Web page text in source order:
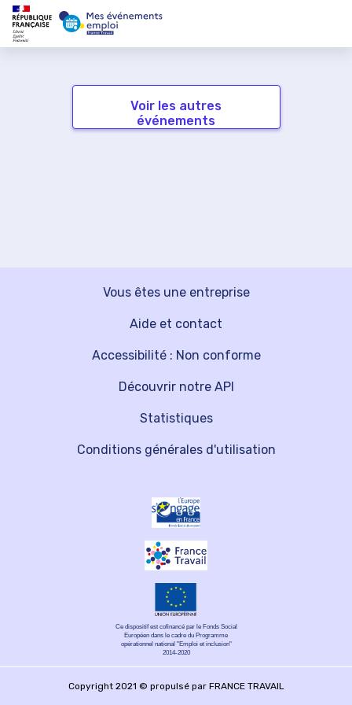
Voir les autres
événements
Vous êtes une entreprise
Découvrir notre API
Aide et contact
Statistiques
Accessibilité : Non conforme
Conditions générales d'utilisation
Ce dispositif est cofinancé par le Fonds Social
Européen dans le cadre du Programme
opérationnel national "Emploi et inclusion"
2014-2020
Copyright 2021 © propulsé par FRANCE TRAVAIL